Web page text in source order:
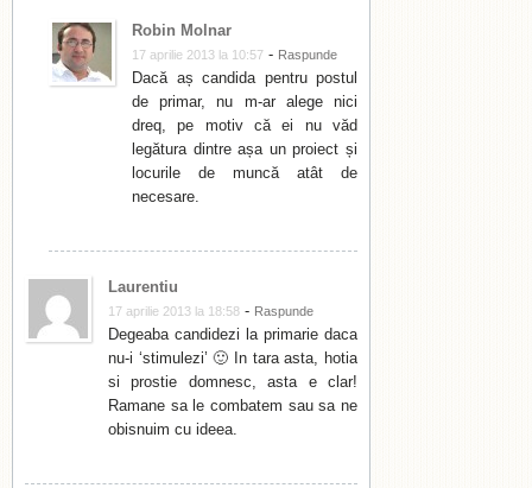
Robin Molnar
17 aprilie 2013 la 10:57 - Raspunde
Dacă aș candida pentru postul
de primar, nu m-ar alege nici
dreq, pe motiv că ei nu văd
legătura dintre așa un proiect și
locurile de muncă atât de
necesare.
Laurentiu
17 aprilie 2013 la 18:58 - Raspunde
Degeaba candidezi la primarie daca
nu-i ‘stimulezi’ 🙂 In tara asta, hotia
si prostie domnesc, asta e clar!
Ramane sa le combatem sau sa ne
obisnuim cu ideea.